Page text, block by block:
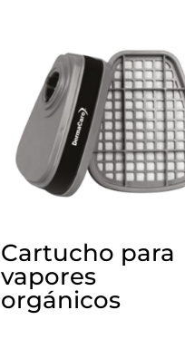
Cartucho para
vapores
orgánicos